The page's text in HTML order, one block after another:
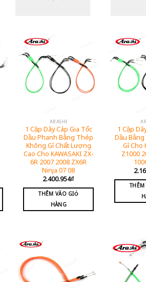
ARASHI
1 Cặp Dây Cáp Gia Tốc
Dầu Phanh Bằng Thép
Không Gỉ Chất Lượng
Cao Cho KAWASAKI ZX-
6R 2007 2008 ZX6R
Ninja 07 08
2.400.954₫
THÊM VÀO GIỎ
HÀNG
1 Cặp
Dầu
Gỉ Cho
Z1000